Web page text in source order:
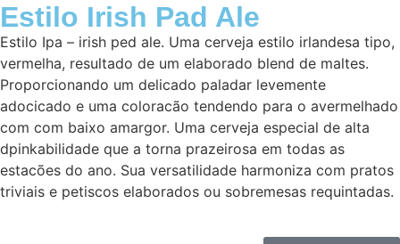
Estilo Irish Pad Ale
Estilo Ipa – irish ped ale. Uma cerveja estilo irlandesa tipo,
vermelha, resultado de um elaborado blend de maltes.
Proporcionando um delicado paladar levemente
adocicado e uma coloracão tendendo para o avermelhado
com com baixo amargor. Uma cerveja especial de alta
dpinkabilidade que a torna prazeirosa em todas as
estacões do ano. Sua versatilidade harmoniza com pratos
triviais e petiscos elaborados ou sobremesas requintadas.